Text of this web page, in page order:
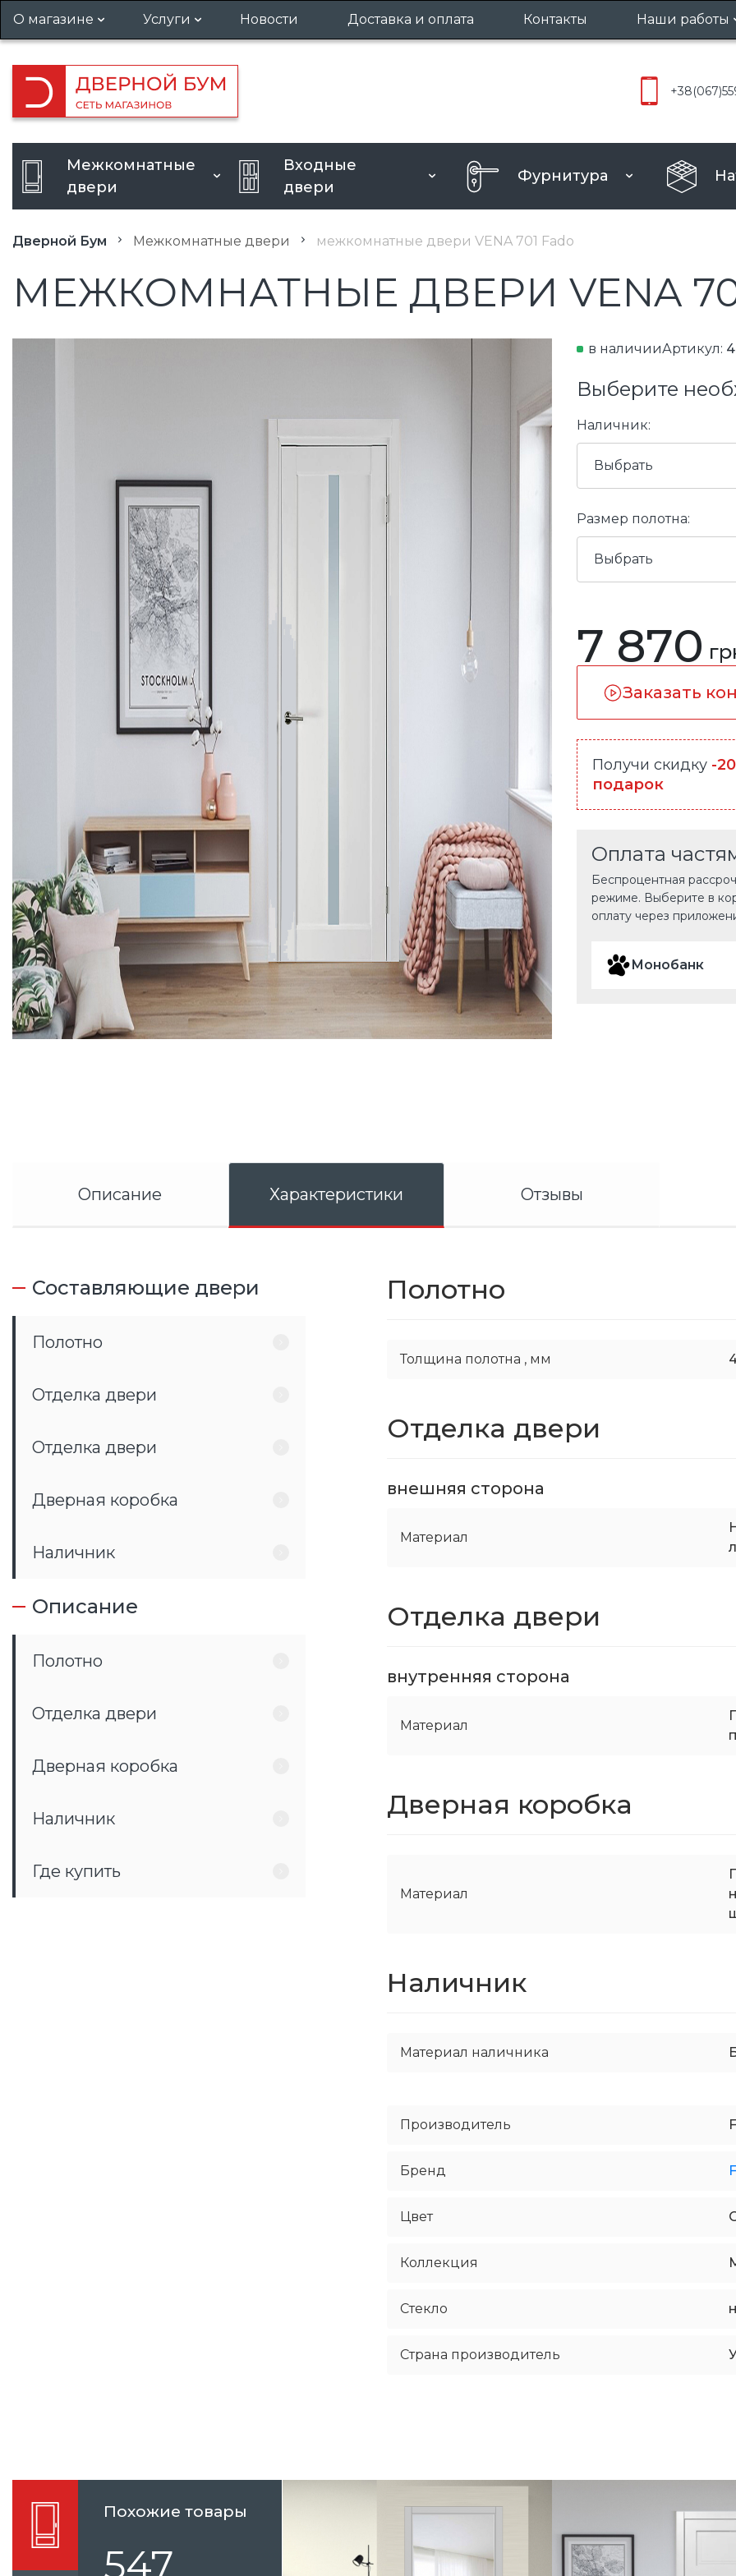
О магазине
Гарантия и возврат
Вакансии
Кредит
Услуги
Установка дверей
Вызов замерщика
Усиление дверного проема
Расширение дверного
Новости Доставка и оплата Контакты Наши работы
Входные
+38(067)
Межкомнатные
двери
Входные
двери
Фурнитура
Дверной Бум Межкомнатные двери межкомнатные двери VENA 701 Fado
МЕЖКОМНАТНЫЕ ДВЕРИ VENA
в наличииАртикул:
Выберите
Наличник:
Выбрать
Размер полотна:
Выбрать
7 870
Заказать
Получи скидку -
подарок
Оплата
Беспроцентная
режиме. Выберите в
оплату через
Монобанк
Описание Характеристики Отзывы
Составляющие двери
Полотно
Отделка двери
Отделка двери
Дверная коробка
Наличник
Описание
Полотно
Отделка двери
Дверная коробка
Наличник
Где купить
Полотно
Толщина полотна , мм
Отделка двери
внешняя сторона
Материал
Отделка двери
внутренняя сторона
Материал
Дверная коробка
Материал
Наличник
Материал наличника
Производитель
Бренд
Цвет
Коллекция
Стекло
Страна производитель
Похожие товары
547